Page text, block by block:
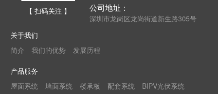
【 扫码关注 】 公司地址：
深圳市龙岗区龙岗街道新生路305号
关于我们
简介
我们的优势 发展历程
产品服务
屋面系统
墙面系统 楼承板 配套系统 BIPV光伏系统